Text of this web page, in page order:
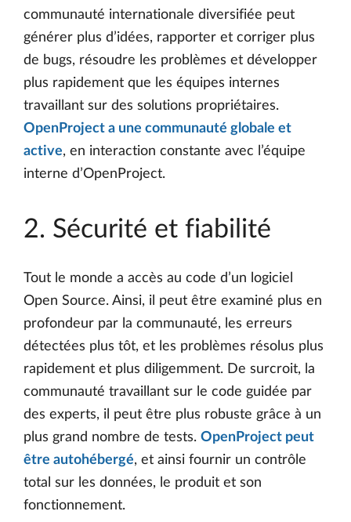
communauté internationale diversifiée peut
générer plus d’idées, rapporter et corriger plus
de bugs, résoudre les problèmes et développer
plus rapidement que les équipes internes
travaillant sur des solutions propriétaires.
OpenProject a une communauté globale et
active, en interaction constante avec l’équipe
interne d’OpenProject.
2. Sécurité et fiabilité
Tout le monde a accès au code d’un logiciel
Open Source. Ainsi, il peut être examiné plus en
profondeur par la communauté, les erreurs
détectées plus tôt, et les problèmes résolus plus
rapidement et plus diligemment. De surcroit, la
communauté travaillant sur le code guidée par
des experts, il peut être plus robuste grâce à un
plus grand nombre de tests. OpenProject peut
être autohébergé, et ainsi fournir un contrôle
total sur les données, le produit et son
fonctionnement.